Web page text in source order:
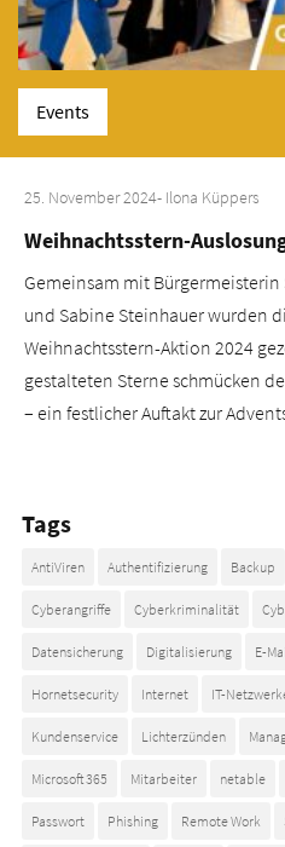
Events
25. November 2024- Ilona Küppers
Weihnachtsstern-
Gemeinsam mit
und Sabine Steinhauer wurden
Weihnachtsstern-Aktion 2024
gestalteten Sterne schmücken
– ein festlicher Auftakt zur
Tags
AntiViren Authentifizierung Backup
Cyberangriffe Cyberkriminalität
Datensicherung Digitalisierung E-
Hornetsecurity Internet IT-
Kundenservice Lichterzünden
Microsoft 365 Mitarbeiter netable
Passwort Phishing Remote Work